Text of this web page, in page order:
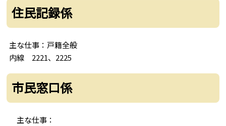
住民記録係
主な仕事：戸籍全般
内線 2221、2225
市民窓口係
主な仕事：